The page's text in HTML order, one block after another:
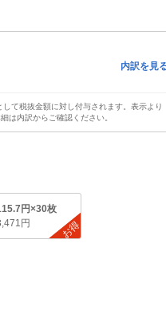
内訳を見
て税抜金額に対し付与されます。表示より
は内訳からご確認ください。
円×30枚
円
お得